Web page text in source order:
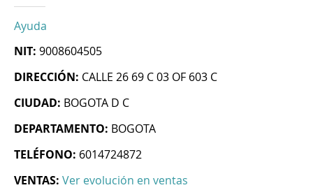
Ayuda
NIT: 9008604505
DIRECCIÓN: CALLE 26 69 C 03 OF 603 C
CIUDAD: BOGOTA D C
DEPARTAMENTO: BOGOTA
TELÉFONO: 6014724872
VENTAS: Ver evolución en ventas